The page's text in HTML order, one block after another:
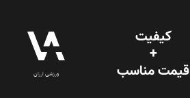
کیفیت
+
قیمت‌ مناسب ورزشی ارزان